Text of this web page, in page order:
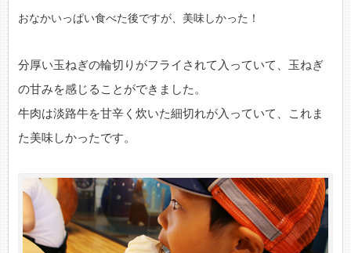
おなかいっぱい食べた後ですが、美味しかった！
分厚い玉ねぎの輪切りがフライされて入っていて、玉ねぎ
の甘みを感じることができました。
牛肉は淡路牛を甘辛く炊いた細切れが入っていて、これま
た美味しかったです。